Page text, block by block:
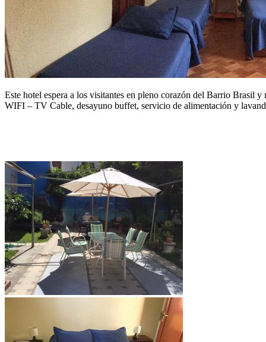
Este hotel espera a los visitantes en pleno corazón del Barrio Brasil
WIFI – TV Cable, desayuno buffet, servicio de alimentación y